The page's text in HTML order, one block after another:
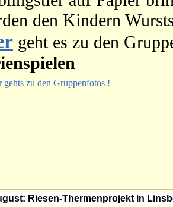
den Kindern
geht es zu den
Riesen-Thermenprojekt in